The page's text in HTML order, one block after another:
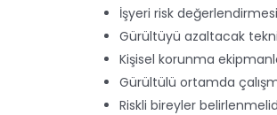
İşyeri risk değerlendirmesi
Gürültüyü azaltacak
Kişisel korunma
Gürültülü ortamda
Riskli bireyler